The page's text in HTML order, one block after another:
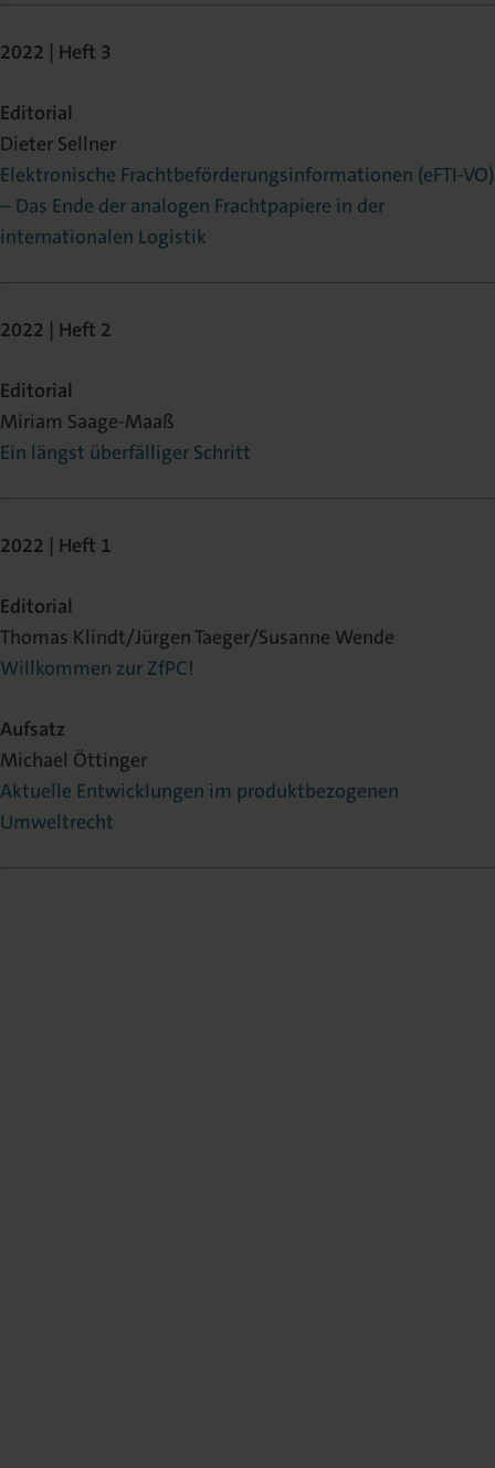
2022 | Heft 3
Editorial
Dieter Sellner
Elektronische Frachtbeförderungsinformationen (eFTI-VO)
– Das Ende der analogen Frachtpapiere in der
internationalen Logistik
2022 | Heft 2
Editorial
Miriam Saage-Maaß
Ein längst überfälliger Schritt
2022 | Heft 1
Editorial
Thomas Klindt/Jürgen Taeger/Susanne Wende
Willkommen zur ZfPC!
Aufsatz
Michael Öttinger
Aktuelle Entwicklungen im produktbezogenen
Umweltrecht